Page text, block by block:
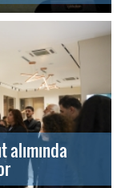
alımında